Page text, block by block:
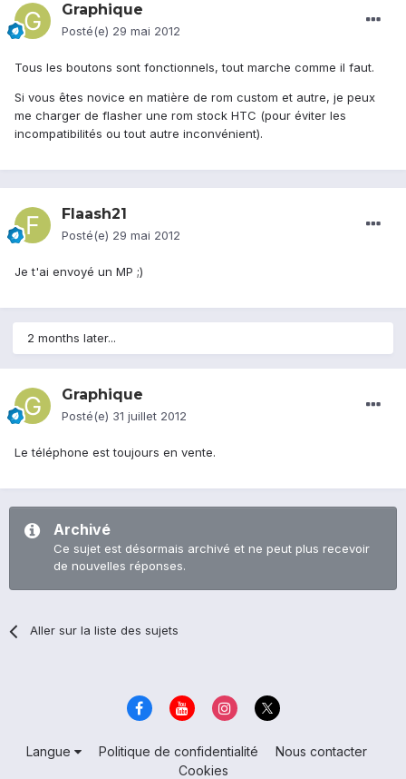
Graphique
Posté(e) 29 mai 2012
Tous les boutons sont fonctionnels, tout marche comme il faut.
Si vous êtes novice en matière de rom custom et autre, je peux
me charger de flasher une rom stock HTC (pour éviter les
incompatibilités ou tout autre inconvénient).
Flaash21
Posté(e) 29 mai 2012
Je t'ai envoyé un MP ;)
2 months later...
Graphique
Posté(e) 31 juillet 2012
Le téléphone est toujours en vente.
Archivé
Ce sujet est désormais archivé et ne peut plus recevoir
de nouvelles réponses.
Aller sur la liste des sujets
Langue Politique de confidentialité
Nous contacter
Cookies